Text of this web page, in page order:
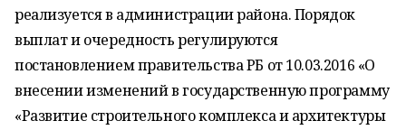
реализуется в администрации района. Порядок
выплат и очередность регулируются
постановлением правительства РБ от 10.03.2016 «О
внесении изменений в государственную программу
«Развитие строительного комплекса и архитектуры